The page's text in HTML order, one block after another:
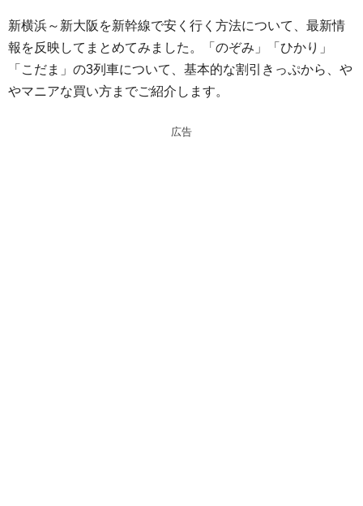
e
n
a
e
a
d
新横浜～新大阪を新幹線で安く行く方法について、最新情
報を反映してまとめてみました。「のぞみ」「ひかり」
「こだま」の3列車について、基本的な割引きっぷから、や
やマニアな買い方までご紹介します。
広告